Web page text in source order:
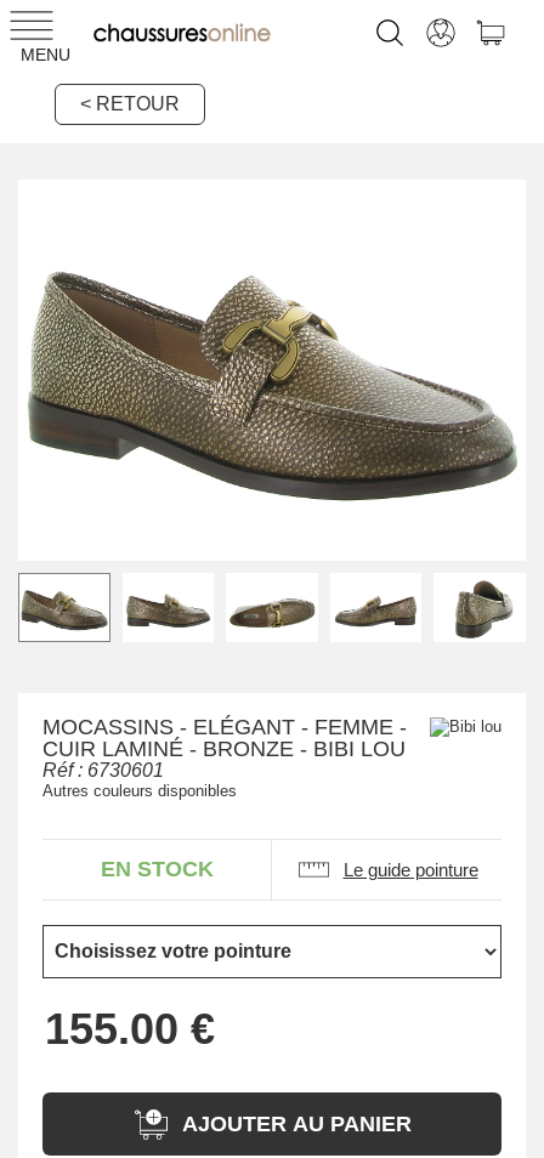
MENU
< RETOUR
MOCASSINS - ELÉGANT - FEMME -
CUIR LAMINÉ - BRONZE - BIBI LOU
Réf : 6730601
Autres couleurs disponibles
EN STOCK Le guide pointure
AJOUTER AU PANIER